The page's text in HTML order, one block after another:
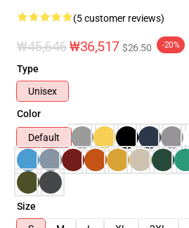
(5 customer reviews)
₩45,646₩36,517 $26.50 -20%
Type
Unisex
Color
Default
Size